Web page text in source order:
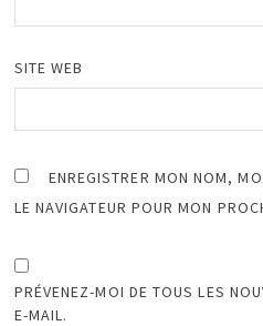
SITE WEB
ENREGISTRER MON NOM,
LE NAVIGATEUR POUR MON
PRÉVENEZ-MOI DE TOUS LES
E-MAIL.